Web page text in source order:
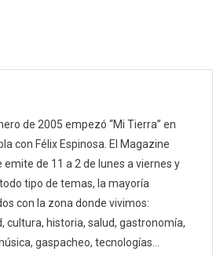
de 2005 empezó “Mi Tierra” en
con Félix Espinosa. El Magazine
emite de 11 a 2 de lunes a viernes y
tipo de temas, la mayoría
con la zona donde vivimos:
cultura, historia, salud, gastronomía,
gaspacheo, tecnologías…